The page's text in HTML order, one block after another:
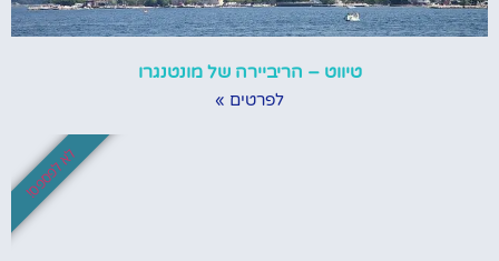
טיווט – הריביירה של מונטנגרו
לפרטים »
לא לפספס!